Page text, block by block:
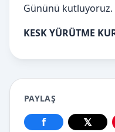
Gününü kutluyoruz.
KESK YÜRÜTME
PAYLAŞ
f 𝕏